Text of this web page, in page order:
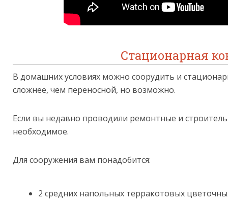
Стационарная
В домашних условиях можно соорудить и
сложнее, чем переносной, но возможно.
Если вы недавно проводили ремонтные и
необходимое.
Для сооружения вам понадобится:
2 средних напольных терракотовых